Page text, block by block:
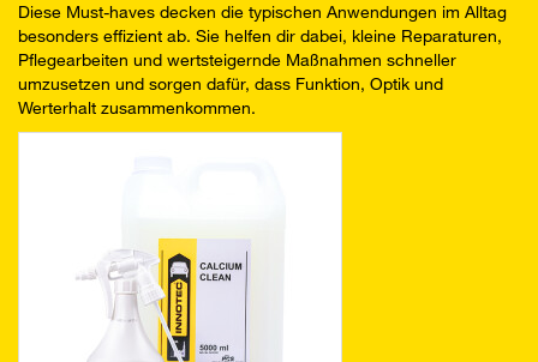
Diese Must-haves decken die typischen Anwendungen im Alltag
besonders effizient ab. Sie helfen dir dabei, kleine Reparaturen,
Pflegearbeiten und wertsteigernde Maßnahmen schneller
umzusetzen und sorgen dafür, dass Funktion, Optik und
Werterhalt zusammenkommen.